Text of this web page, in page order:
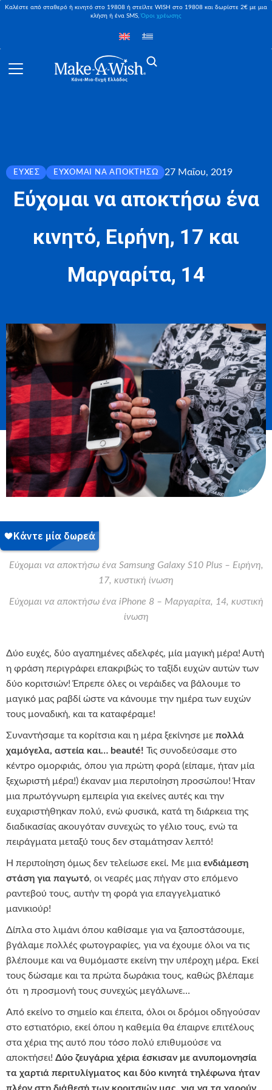
Καλέστε από σταθερό ή κινητό στο 19808 ή στείλτε WISH στο 19808 και δωρίστε 2€ με μια
κλήση ή ένα SMS,Όροι χρέωσης
ΕΥΧΈΣ ΕΎΧΟΜΑΙ ΝΑ ΑΠΟΚΤΉΣΩ 27 Μαΐου, 2019
Εύχομαι να αποκτήσω ένα
κινητό, Ειρήνη, 17 και
Μαργαρίτα, 14
Εύχομαι να αποκτήσω ένα Samsung Galaxy S10 Plus – Ειρήνη,
17, κυστική ίνωση
Εύχομαι να αποκτήσω ένα iPhone 8 – Μαργαρίτα, 14, κυστική
ίνωση
Δύο ευχές, δύο αγαπημένες αδελφές, μία μαγική μέρα! Αυτή
η φράση περιγράφει επακριβώς το ταξίδι ευχών αυτών των
δύο κοριτσιών! Έπρεπε όλες οι νεράιδες να βάλουμε το
μαγικό μας ραβδί ώστε να κάνουμε την ημέρα των ευχών
τους μοναδική, και τα καταφέραμε!
Συναντήσαμε τα κορίτσια και η μέρα ξεκίνησε με πολλά
χαμόγελα, αστεία και… beauté! Τις συνοδεύσαμε στο
κέντρο ομορφιάς, όπου για πρώτη φορά (είπαμε, ήταν μία
ξεχωριστή μέρα!) έκαναν μια περιποίηση προσώπου! Ήταν
μια πρωτόγνωρη εμπειρία για εκείνες αυτές και την
ευχαριστήθηκαν πολύ, ενώ φυσικά, κατά τη διάρκεια της
διαδικασίας ακουγόταν συνεχώς το γέλιο τους, ενώ τα
πειράγματα μεταξύ τους δεν σταμάτησαν λεπτό!
Η περιποίηση όμως δεν τελείωσε εκεί. Με μια ενδιάμεση
στάση για παγωτό, οι νεαρές μας πήγαν στο επόμενο
ραντεβού τους, αυτήν τη φορά για επαγγελματικό
μανικιούρ!
Δίπλα στο λιμάνι όπου καθίσαμε για να ξαποστάσουμε,
βγάλαμε πολλές φωτογραφίες, για να έχουμε όλοι να τις
βλέπουμε και να θυμόμαστε εκείνη την υπέροχη μέρα. Εκεί
τους δώσαμε και τα πρώτα δωράκια τους, καθώς βλέπαμε
ότι η προσμονή τους συνεχώς μεγάλωνε…
Από εκείνο το σημείο και έπειτα, όλοι οι δρόμοι οδηγούσαν
στο εστιατόριο, εκεί όπου η καθεμία θα έπαιρνε επιτέλους
στα χέρια της αυτό που τόσο πολύ επιθυμούσε να
αποκτήσει! Δύο ζευγάρια χέρια έσκισαν με ανυπομονησία
τα χαρτιά περιτυλίγματος και δύο κινητά τηλέφωνα ήταν